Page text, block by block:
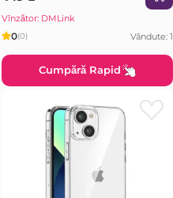
Vînzător: DMLink
0(0) Vândute: 1
Cumpără Rapid